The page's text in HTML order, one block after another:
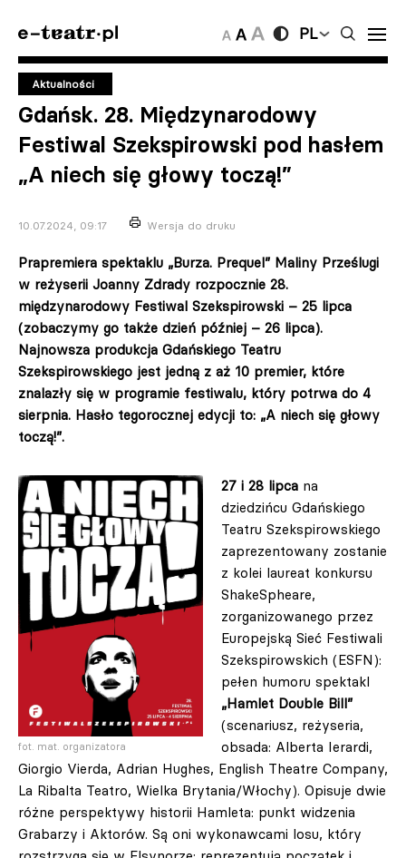
PL
Aktualności
Gdańsk. 28. Międzynarodowy
Festiwal Szekspirowski pod hasłem
„A niech się głowy toczą!”
10.07.2024, 09:17 Wersja do druku
Prapremiera spektaklu „Burza. Prequel” Maliny Prześlugi
w reżyserii Joanny Zdrady rozpocznie 28.
międzynarodowy Festiwal Szekspirowski – 25 lipca
(zobaczymy go także dzień później – 26 lipca).
Najnowsza produkcja Gdańskiego Teatru
Szekspirowskiego jest jedną z aż 10 premier, które
znalazły się w programie festiwalu, który potrwa do 4
sierpnia. Hasło tegorocznej edycji to: „A niech się głowy
toczą!”.
fot. mat. organizatora
27 i 28 lipca na
dziedzińcu Gdańskiego
Teatru Szekspirowskiego
zaprezentowany zostanie
z kolei laureat konkursu
ShakeSpheare,
zorganizowanego przez
Europejską Sieć Festiwali
Szekspirowskich (ESFN):
pełen humoru spektakl
„Hamlet Double Bill”
(scenariusz, reżyseria,
obsada: Alberta Ierardi,
Giorgio Vierda, Adrian Hughes, English Theatre Company,
La Ribalta Teatro, Wielka Brytania/Włochy). Opisuje dwie
różne perspektywy historii Hamleta: punkt widzenia
Grabarzy i Aktorów. Są oni wykonawcami losu, który